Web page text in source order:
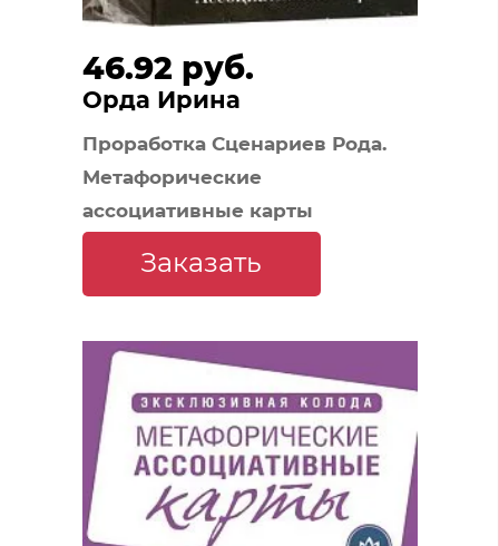
46.92 руб.
Орда Ирина
Проработка Сценариев Рода.
Метафорические
ассоциативные карты
Заказать